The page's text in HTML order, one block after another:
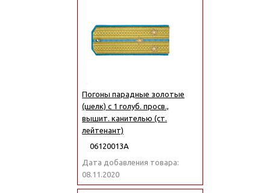
Погоны парадные золотые
(шелк) с 1 голуб. просв.,
вышит. канителью (ст.
лейтенант)
06120013А
Дата добавления товара:
08.11.2020